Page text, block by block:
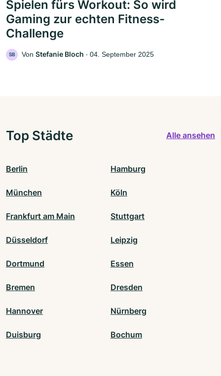
Spielen fürs Workout: So wird
Gaming zur echten Fitness-
Challenge
SB Von Stefanie Bloch ‧ 04. September 2025
Top Städte Alle ansehen
Berlin Hamburg
München Köln
Frankfurt am Main Stuttgart
Düsseldorf Leipzig
Dortmund Essen
Bremen Dresden
Hannover Nürnberg
Duisburg Bochum